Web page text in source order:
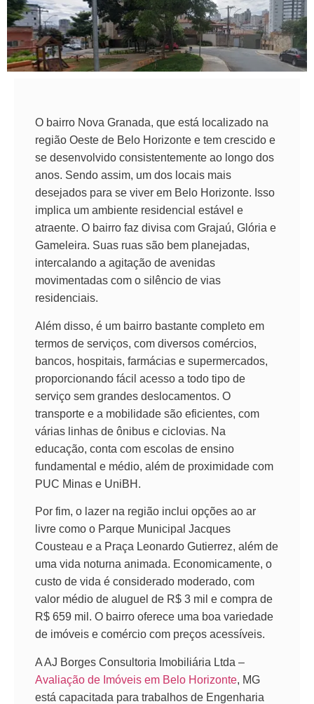
O bairro Nova Granada, que está localizado na
região Oeste de Belo Horizonte e tem crescido e
se desenvolvido consistentemente ao longo dos
anos. Sendo assim, um dos locais mais
desejados para se viver em Belo Horizonte. Isso
implica um ambiente residencial estável e
atraente. O bairro faz divisa com Grajaú, Glória e
Gameleira. Suas ruas são bem planejadas,
intercalando a agitação de avenidas
movimentadas com o silêncio de vias
residenciais.
Além disso, é um bairro bastante completo em
termos de serviços, com diversos comércios,
bancos, hospitais, farmácias e supermercados,
proporcionando fácil acesso a todo tipo de
serviço sem grandes deslocamentos. O
transporte e a mobilidade são eficientes, com
várias linhas de ônibus e ciclovias. Na
educação, conta com escolas de ensino
fundamental e médio, além de proximidade com
PUC Minas e UniBH.
Por fim, o lazer na região inclui opções ao ar
livre como o Parque Municipal Jacques
Cousteau e a Praça Leonardo Gutierrez, além de
uma vida noturna animada. Economicamente, o
custo de vida é considerado moderado, com
valor médio de aluguel de R$ 3 mil e compra de
R$ 659 mil. O bairro oferece uma boa variedade
de imóveis e comércio com preços acessíveis.
A AJ Borges Consultoria Imobiliária Ltda –
Avaliação de Imóveis em Belo Horizonte, MG
está capacitada para trabalhos de Engenharia